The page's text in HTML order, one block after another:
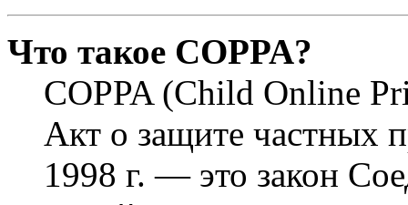
Что такое COPPA?
COPPA (Child Online
Акт о защите частных
1998 г. — это закон